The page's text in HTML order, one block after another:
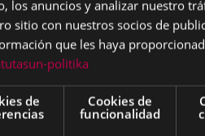
los anuncios y analizar nuestro
sitio con nuestros socios de
que les haya
politika
de
Cookies de
funcionalidad